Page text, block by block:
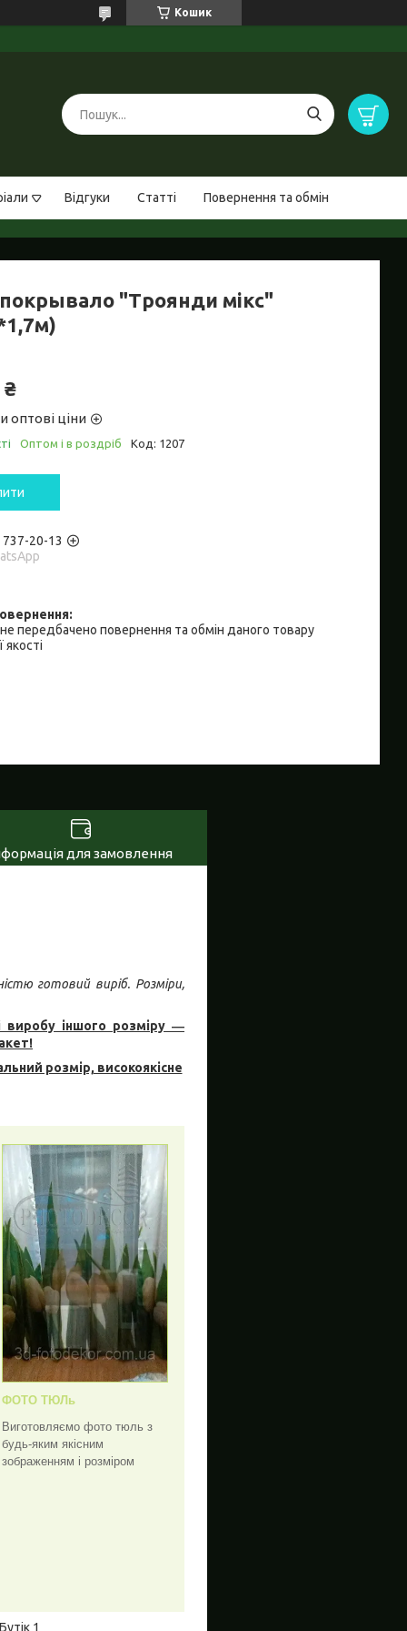
Кошик
Відгуки Статті Повернення та обмін
"Троянди мікс"
оптові ціни
Оптом і в роздріб Код: 1207
737-20-13
передбачено повернення та обмін даного товару
для замовлення
готовий виріб. Розміри,
виробу іншого розміру ―
розмір, високоякісне
ФОТО ТЮЛь
Виготовляємо фото тюль з
будь-яким якісним
зображенням і розміром
1